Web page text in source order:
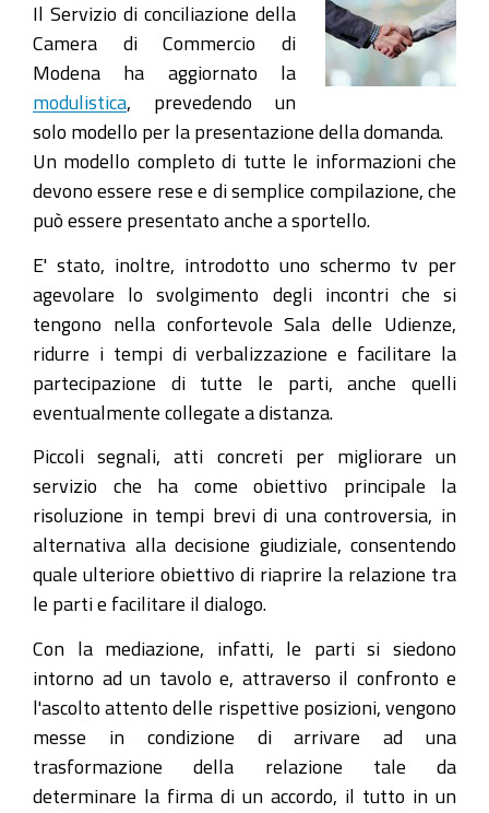
Il Servizio di conciliazione della
Camera di Commercio di
Modena ha aggiornato la
modulistica , prevedendo un
solo modello per la presentazione della domanda.
Un modello completo di tutte le informazioni che
devono essere rese e di semplice compilazione, che
può essere presentato anche a sportello.
E' stato, inoltre, introdotto uno schermo tv per
agevolare lo svolgimento degli incontri che si
tengono nella confortevole Sala delle Udienze,
ridurre i tempi di verbalizzazione e facilitare la
partecipazione di tutte le parti, anche quelli
eventualmente collegate a distanza.
Piccoli segnali, atti concreti per migliorare un
servizio che ha come obiettivo principale la
risoluzione in tempi brevi di una controversia, in
alternativa alla decisione giudiziale, consentendo
quale ulteriore obiettivo di riaprire la relazione tra
le parti e facilitare il dialogo.
Con la mediazione, infatti, le parti si siedono
intorno ad un tavolo e, attraverso il confronto e
l'ascolto attento delle rispettive posizioni, vengono
messe in condizione di arrivare ad una
trasformazione della relazione tale da
determinare la firma di un accordo, il tutto in un